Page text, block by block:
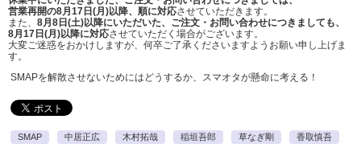
営業再開の8月17日(月)以降、順に対応させていただきます。
また、 8月8日(土)以降にいただいた、ご注文・ お問い合わせにつきましても、
8月17日(月)以降に対応させていただく場合がございます。
大変ご迷惑をおかけしますが、 何卒ご了承くださいますようお願い申し上げま
す。
SMAPを解散させないためにはどうするか、スマオタが懸命に考える！
SMAP 中居正広 木村拓哉 稲垣吾郎 草なぎ剛 香取慎吾